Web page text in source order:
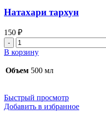
Натахари тархун
150 ₽
Количество
товара
Натахари
тархун
В корзину
Объем 500 мл
Быстрый просмотр
Добавить в избранное